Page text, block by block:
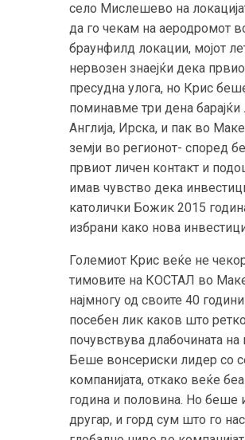
село Мислешево на
да го чекам на аеродромот
браунфилд локации, мојот
нервозен знаејќи дека
пресудна улога, но Крис
поминавме три дена
Англија, Ирска, и пак во
земји во регионот- според
првиот личен контакт и
имав чувство дека
католички Божик 2015
избрани како нова
Големиот Крис веќе не
тимовите на КОСТАЛ во
најмногу од своите 40
посебен лик каков што
почувствува длабочината на
Беше вонсериски лидер со
компанијата, откако веќе
година и половина. Но беше
другар, и горд сум што го